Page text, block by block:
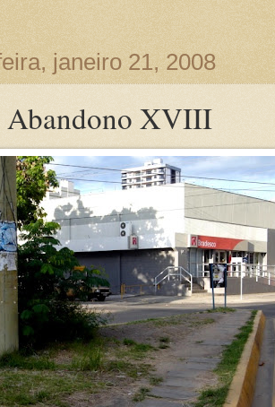
janeiro 21, 2008
Abandono XVIII